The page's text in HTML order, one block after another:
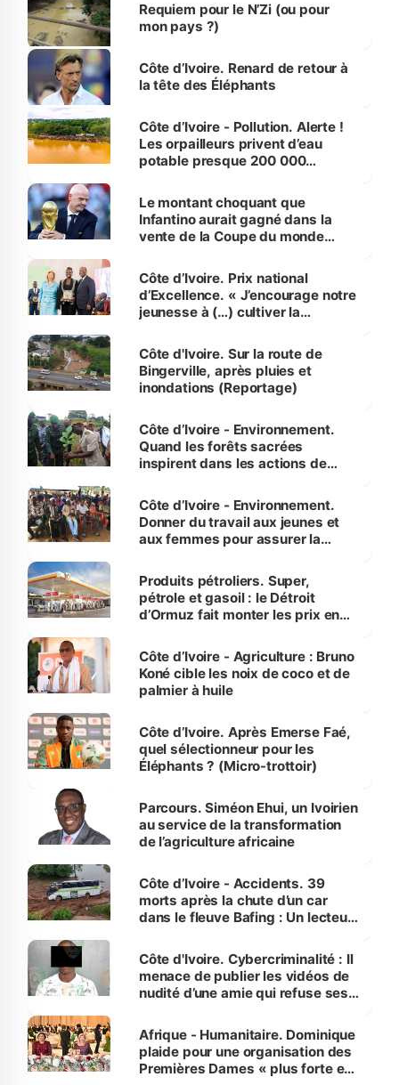
Requiem pour le N’Zi (ou pour
mon pays ?)
Côte d’Ivoire. Renard de retour à
la tête des Éléphants
Côte d’Ivoire - Pollution. Alerte !
Les orpailleurs privent d’eau
potable presque 200 000
Le montant choquant que
Infantino aurait gagné dans la
vente de la Coupe du monde
Côte d’Ivoire. Prix national
d’Excellence. « J’encourage notre
jeunesse à (…) cultiver la
(Alassane Ouattara
Côte d'Ivoire. Sur la route de
Bingerville, après pluies et
inondations (Reportage)
Côte d’Ivoire - Environnement.
Quand les forêts sacrées
inspirent dans les actions de
Côte d’Ivoire - Environnement.
Donner du travail aux jeunes et
aux femmes pour assurer la
menacées
Produits pétroliers. Super,
pétrole et gasoil : le Détroit
d’Ormuz fait monter les prix en
Côte d’Ivoire - Agriculture : Bruno
Koné cible les noix de coco et de
palmier à huile
Côte d’Ivoire. Après Emerse Faé,
quel sélectionneur pour les
Éléphants ? (Micro-trottoir)
Parcours. Siméon Ehui, un Ivoirien
au service de la transformation
de l’agriculture africaine
Côte d’Ivoire - Accidents. 39
morts après la chute d’un car
dans le fleuve Bafing : Un lecteur
des Transports
Côte d'Ivoire. Cybercriminalité : Il
menace de publier les vidéos de
nudité d’une amie qui refuse ses
Afrique - Humanitaire. Dominique
plaide pour une organisation des
Premières Dames « plus forte et